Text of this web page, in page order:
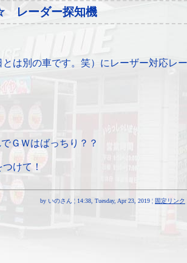
レーダー探知機
は別の車です。笑）にレーザー対応レ
ＧＷはばっちり？？
つけて！
by いのさん ¦ 14:38, Tuesday, Apr 23, 2019 ¦ 固定リンク